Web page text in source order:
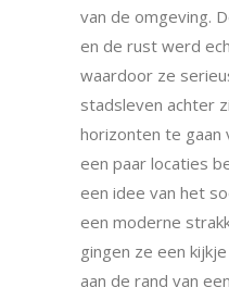
van de omgeving.
en de rust werd
waardoor ze
stadsleven achter
horizonten te gaan
een paar locaties
een idee van het
een moderne
gingen ze een
aan de rand van